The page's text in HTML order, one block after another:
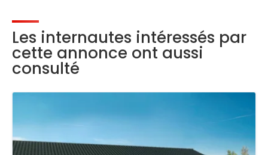
Les internautes intéressés par
cette annonce ont aussi
consulté